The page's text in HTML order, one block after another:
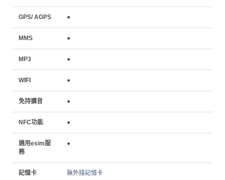
GPS/ AGPS ●
MMS ●
MP3 ●
WIFI ●
免持擴音 ●
NFC功能 ●
適用esim服
務
●
記憶卡 無外接記憶卡